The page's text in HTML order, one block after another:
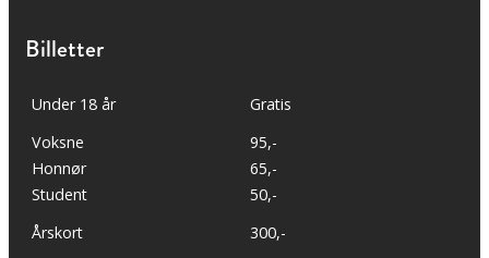
Billetter
Under 18 år
Gratis
Voksne
Honnør
Student
95,-
65,-
50,-
Årskort
300,-